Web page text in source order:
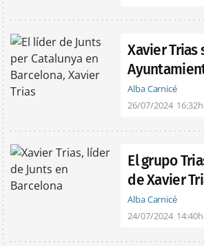
Xavier
Alba Carnicé
26/07/2024 16:32h
El grupo
de Xavier
Alba Carnicé
24/07/2024 14:40h